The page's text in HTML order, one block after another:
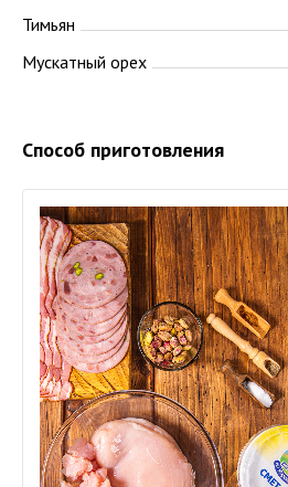
Тимьян
Мускатный орех
Способ приготовления